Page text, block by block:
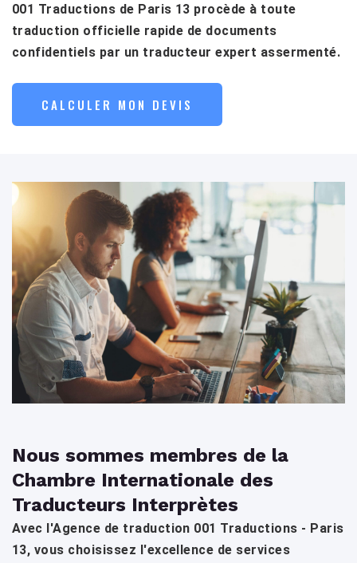
001 Traductions de Paris 13 procède à toute
traduction officielle rapide de documents
confidentiels par un traducteur expert assermenté.
CALCULER MON DEVIS
Nous sommes membres de la
Chambre Internationale des
Traducteurs Interprètes
Avec l'Agence de traduction 001 Traductions - Paris
13, vous choisissez l'excellence de services